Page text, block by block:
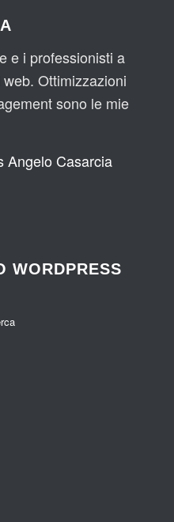
e i professionisti a
Ottimizzazioni
sono le mie
Angelo Casarcia
WORDPRESS